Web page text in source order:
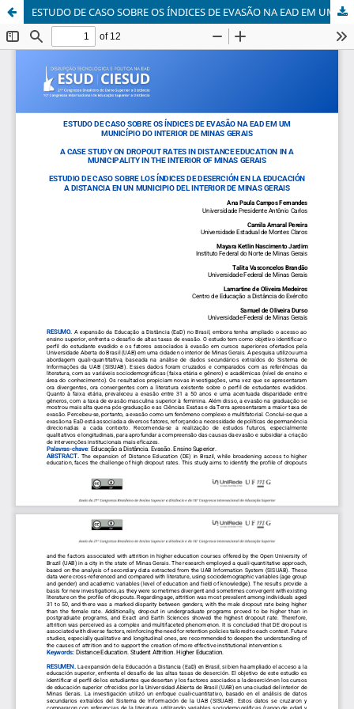
ESTUDO DE CASO SOBRE OS ÍNDICES DE EVASÃO NA EAD EM UM MUNICÍPIO DO INTERIOR DE MINAS GERAIS